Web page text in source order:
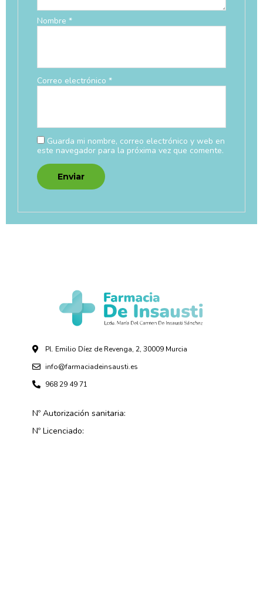
Nombre *
Correo electrónico *
Guarda mi nombre, correo electrónico y web en
este navegador para la próxima vez que comente.
Pl. Emilio Díez de Revenga, 2, 30009 Murcia
info@farmaciadeinsausti.es
968 29 49 71
Nº Autorización sanitaria:
Nº Licenciado: